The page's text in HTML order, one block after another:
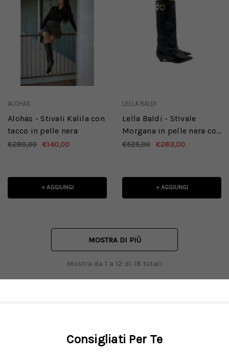
ALOHAS
Alohas - Stivali Kalila con
tacco in pelle nera
€280,00 €140,00
+ AGGIUNGI
LELLA BALDI
Lella Baldi - Stivale
Morgana in pelle nera con
dettagli dorati
€525,00 €263,00
+ AGGIUNGI
MOSTRA DI PIÙ
Mostra da 1 a 12 di 18 totali
Consigliati Per Te